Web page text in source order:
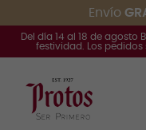
Envío
Del día 14 al 18 de
festividad. Los pedidos